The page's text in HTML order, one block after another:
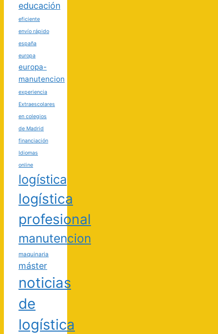
educación
eficiente
envío rápido
españa
europa
europa-
manutencion
experiencia
Extraescolares
en colegios
de Madrid
financiación
Idiomas
online
logística
logística
profesional
manutencion
maquinaria
máster
noticias
de
logística